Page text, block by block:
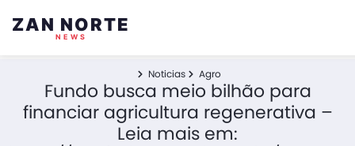
ZAN NORTE
NEWS
Noticias Agro
Fundo busca meio bilhão para
financiar agricultura regenerativa –
Leia mais em: